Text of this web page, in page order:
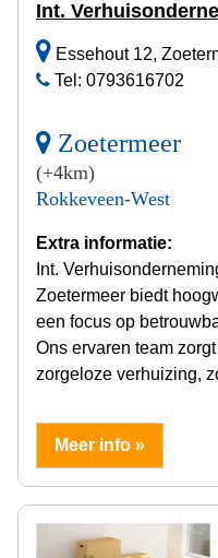
Int.
Essehout 12,
Tel: 0793616702
Zoetermeer
(+4km)
Rokkeveen-West
Extra informatie:
Int.
Zoetermeer biedt
een focus op
Ons ervaren team
zorgeloze verhuizing,
Meer info »